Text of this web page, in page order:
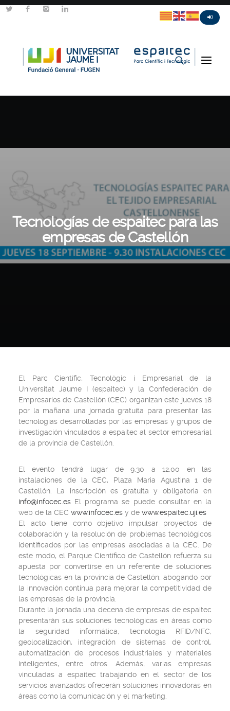
Tecnologías de espaitec para las
empresas de Castellón
El Parc Científic, Tecnològic i Empresarial de la
Universitat Jaume I (espaitec) y la Confederación de
Empresarios de Castellón (CEC) organizan este jueves 18
por la mañana una jornada gratuita para presentar las
tecnologías desarrolladas por las empresas y grupos de
investigación vinculados a espaitec al sector empresarial
de la provincia de Castellón.
El evento tendrá lugar de 9.30 a 12.00 en las
instalaciones de la CEC, Plaza Maria Agustina 1 de
Castellón. La inscripción es gratuita y obligatoria en
info@infocec.es El programa se puede consultar en la
web de la CEC www.infocec.es y de www.espaitec.uji.es
El acto tiene como objetivo impulsar proyectos de
colaboración y la resolución de problemas tecnológicos
identificados por las empresas asociadas a la CEC. De
este modo, el Parque Científico de Castellón refuerza su
apuesta por convertirse en un referente de soluciones
tecnológicas en la provincia de Castellón, abogando por
la innovación continua para mejorar la competitividad de
las empresas de la provincia.
Durante la jornada una decena de empresas de espaitec
presentarán sus soluciones tecnológicas en áreas como
la seguridad informática, tecnología RFID/NFC,
geolocalización, integración de sistemas de control,
automatización de procesos industriales y materiales
inteligentes, entre otros. Además, varias empresas
vinculadas a espaitec trabajando en el sector de los
servicios avanzados ofrecerán soluciones innovadoras en
áreas como la comunicación y el marketing.